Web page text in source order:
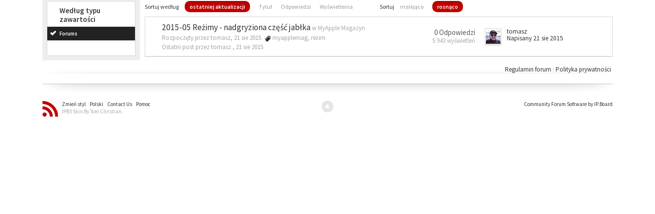
Według typu
zawartości
Forums
Sortuj według ostatniej aktualizacji Tytuł Odpowiedzi Wyświetlenia Sortuj malejąco rosnąco
2015-05 Reżimy - nadgryziona część jabłkaw MyApple Magazyn
Rozpoczęty przez tomasz, 21 sie 2015
myapplemag, reżim
Ostatni post przez tomasz , 21 sie 2015
0 Odpowiedzi
5 943 wyświetleń
tomasz
Napisany 21 sie 2015
Polityka prywatności
Regulamin forum ·
Zmień styl Polski Contact Us
Pomoc
IPB3 Skin By Tom Christian.
Community Forum Software by IP.Board